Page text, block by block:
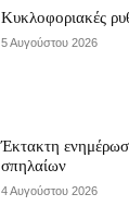
Κυκλοφοριακές
5 Αυγούστου 2026
Έκτακτη
σπηλαίων
4 Αυγούστου 2026